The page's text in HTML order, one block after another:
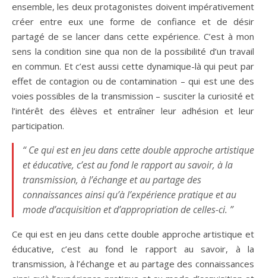
ensemble, les deux protagonistes doivent impérativement
créer entre eux une forme de confiance et de désir
partagé de se lancer dans cette expérience. C’est à mon
sens la condition sine qua non de la possibilité d’un travail
en commun. Et c’est aussi cette dynamique-là qui peut par
effet de contagion ou de contamination – qui est une des
voies possibles de la transmission – susciter la curiosité et
l’intérêt des élèves et entraîner leur adhésion et leur
participation.
“ Ce qui est en jeu dans cette double approche artistique
et éducative, c’est au fond le rapport au savoir, à la
transmission, à l’échange et au partage des
connaissances ainsi qu’à l’expérience pratique et au
mode d’acquisition et d’appropriation de celles-ci. ”
Ce qui est en jeu dans cette double approche artistique et
éducative, c’est au fond le rapport au savoir, à la
transmission, à l’échange et au partage des connaissances